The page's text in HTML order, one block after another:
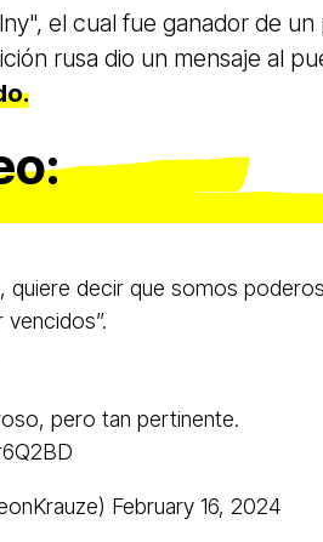
el cual fue ganador de
rusa dio un mensaje al
quiere decir que somos
pero tan pertinente.
February 16, 2024